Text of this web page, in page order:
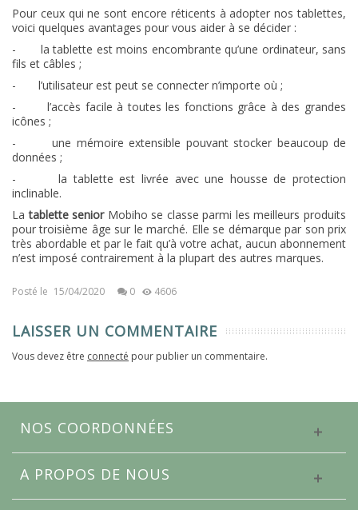
Pour ceux qui ne sont encore réticents à adopter nos tablettes,
voici quelques avantages pour vous aider à se décider :
-
la tablette est moins encombrante qu’une ordinateur, sans
fils et câbles ;
-
l’utilisateur est peut se connecter n’importe où ;
-
l’accès facile à toutes les fonctions grâce à des grandes
icônes ;
-
une mémoire extensible pouvant stocker beaucoup de
données ;
-
la tablette est livrée avec une housse de protection
inclinable.
Latablette seniorMobiho se classe parmi les meilleurs produits
pour troisième âge sur le marché. Elle se démarque par son prix
très abordable et par le fait qu’à votre achat, aucun abonnement
n’est imposé contrairement à la plupart des autres marques.
Posté le 15/04/2020 0 4606
LAISSER UN COMMENTAIRE
Vous devez être connecté pour publier un commentaire.
NOS COORDONNÉES
A PROPOS DE NOUS